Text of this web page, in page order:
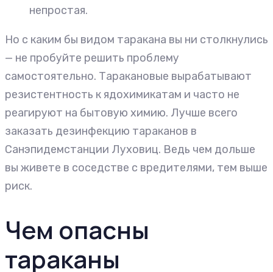
непростая.
Но с каким бы видом таракана вы ни столкнулись
— не пробуйте решить проблему
самостоятельно. Таракановые вырабатывают
резистентность к ядохимикатам и часто не
реагируют на бытовую химию. Лучше всего
заказать дезинфекцию тараканов в
Санэпидемстанции Луховиц. Ведь чем дольше
вы живете в соседстве с вредителями, тем выше
риск.
Чем опасны
тараканы